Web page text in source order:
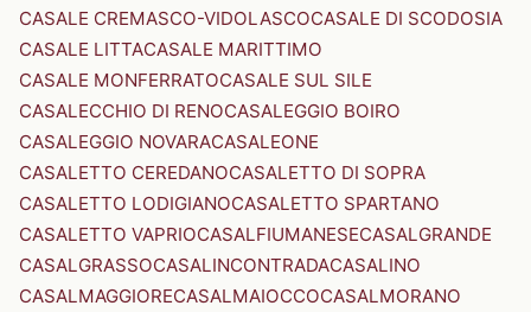
CASALE CREMASCO-VIDOLASCOCASALE DI SCODOSIA
CASALE LITTACASALE MARITTIMO
CASALE MONFERRATOCASALE SUL SILE
CASALECCHIO DI RENOCASALEGGIO BOIRO
CASALEGGIO NOVARACASALEONE
CASALETTO CEREDANOCASALETTO DI SOPRA
CASALETTO LODIGIANOCASALETTO SPARTANO
CASALETTO VAPRIOCASALFIUMANESECASALGRANDE
CASALGRASSOCASALINCONTRADACASALINO
CASALMAGGIORECASALMAIOCCOCASALMORANO